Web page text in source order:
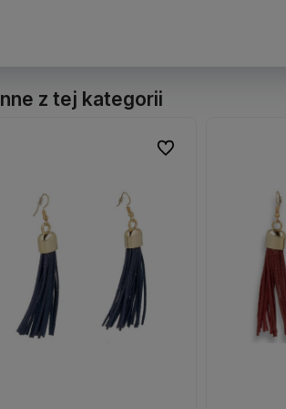
Inne z tej kategorii
Do ulubionych
Do ulubionych